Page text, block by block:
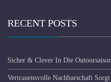
RECENT POSTS
Sicher & Clever In Die Outoorsaison
Vertrauensvolle Nachbarschaft